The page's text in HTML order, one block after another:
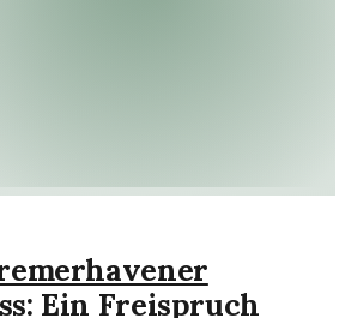
Ein Freispruch